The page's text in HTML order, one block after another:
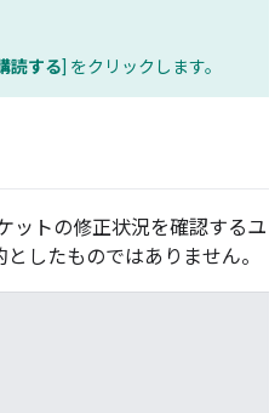
読する] をクリックします。
ットの修正状況を確認するユ
したものではありません。